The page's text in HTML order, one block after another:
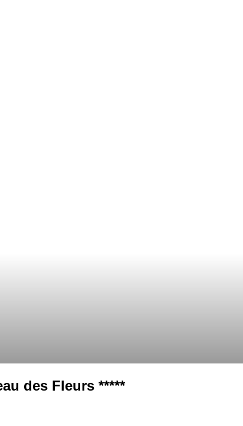
des Fleurs *****